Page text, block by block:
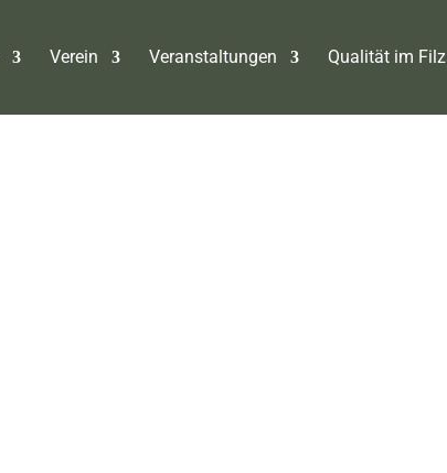
Verein Veranstaltungen Qualität im Filz